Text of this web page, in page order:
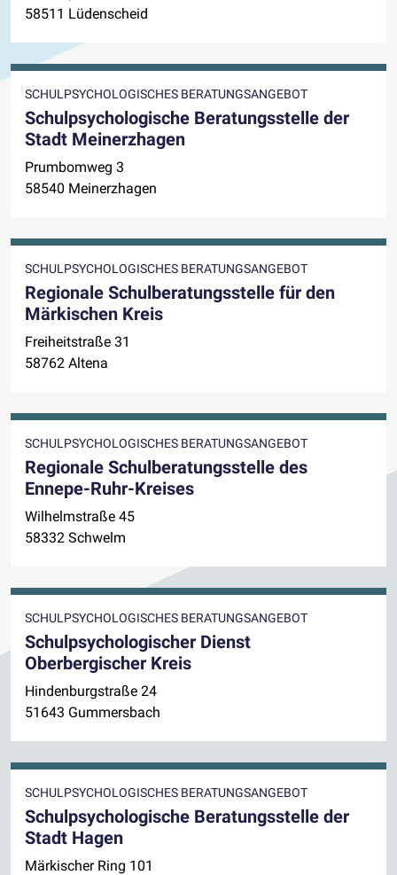
58511 Lüdenscheid
SCHULPSYCHOLOGISCHES BERATUNGSANGEBOT
Schulpsychologische Beratungsstelle der
Stadt Meinerzhagen
Prumbomweg 3
58540 Meinerzhagen
SCHULPSYCHOLOGISCHES BERATUNGSANGEBOT
Regionale Schulberatungsstelle für den
Märkischen Kreis
Freiheitstraße 31
58762 Altena
SCHULPSYCHOLOGISCHES BERATUNGSANGEBOT
Regionale Schulberatungsstelle des
Ennepe-Ruhr-Kreises
Wilhelmstraße 45
58332 Schwelm
SCHULPSYCHOLOGISCHES BERATUNGSANGEBOT
Schulpsychologischer Dienst
Oberbergischer Kreis
Hindenburgstraße 24
51643 Gummersbach
SCHULPSYCHOLOGISCHES BERATUNGSANGEBOT
Schulpsychologische Beratungsstelle der
Stadt Hagen
Märkischer Ring 101